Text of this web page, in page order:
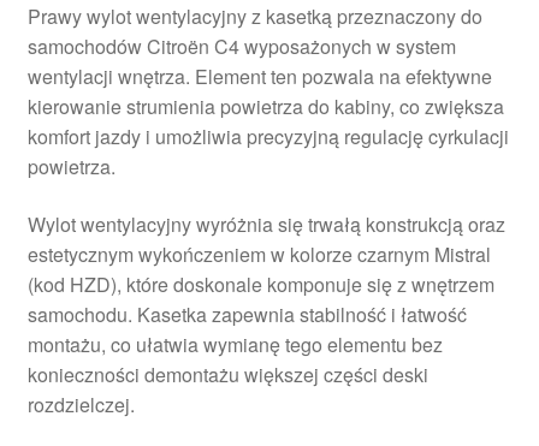
Prawy wylot wentylacyjny z kasetką przeznaczony do
samochodów Citroën C4 wyposażonych w system
wentylacji wnętrza. Element ten pozwala na efektywne
kierowanie strumienia powietrza do kabiny, co zwiększa
komfort jazdy i umożliwia precyzyjną regulację cyrkulacji
powietrza.
Wylot wentylacyjny wyróżnia się trwałą konstrukcją oraz
estetycznym wykończeniem w kolorze czarnym Mistral
(kod HZD), które doskonale komponuje się z wnętrzem
samochodu. Kasetka zapewnia stabilność i łatwość
montażu, co ułatwia wymianę tego elementu bez
konieczności demontażu większej części deski
rozdzielczej.